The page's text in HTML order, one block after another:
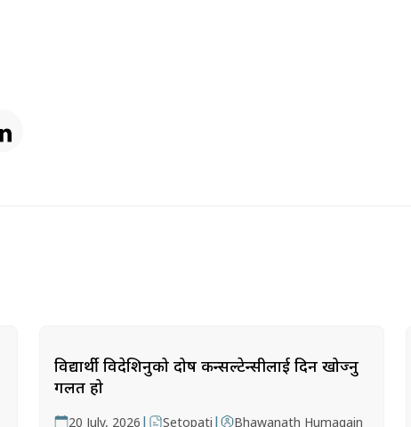
विद्यार्थी विदेशिनुको दोष कन्सल्टेन्सीलाई दिन खोज्नु
गलत हो
20 July, 2026 | Setopati | Bhawanath Humagain